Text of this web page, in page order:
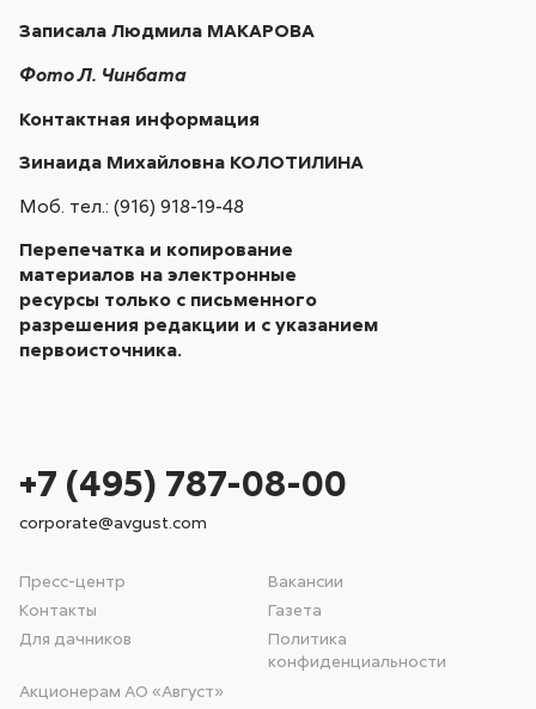
Записала Людмила МАКАРОВА
Фото Л. Чинбата
Контактная информация
Зинаида Михайловна КОЛОТИЛИНА
Моб. тел.: (916) 918-19-48
Перепечатка и копирование
материалов на электронные
ресурсы только с письменного
разрешения редакции и с указанием
первоисточника.
Пресс-центр
Вакансии
Контакты
Газета
Для дачников
Политика
конфиденциальности
Акционерам АО «Август»
+7 (495) 787-08-00
corporate@avgust.com